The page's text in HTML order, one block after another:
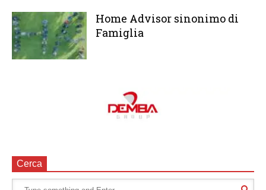
Home Advisor sinonimo di
Famiglia
Cerca